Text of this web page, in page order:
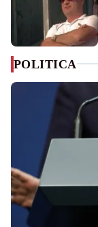
POLITICA